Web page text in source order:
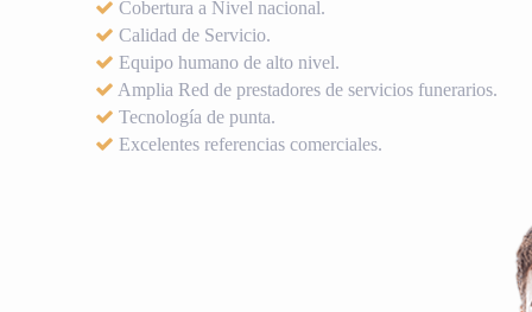
Cobertura a Nivel nacional.
Calidad de Servicio.
Equipo humano de alto nivel.
Amplia Red de prestadores de servicios funerarios.
Tecnología de punta.
Excelentes referencias comerciales.